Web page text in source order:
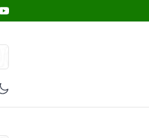
Merk Insektisida Abamektin